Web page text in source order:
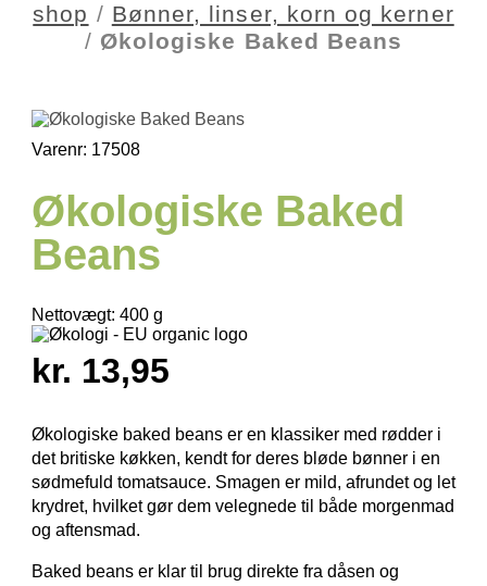
shop / Bønner, linser, korn og kerner
/ Økologiske Baked Beans
Varenr: 17508
Økologiske Baked
Beans
Nettovægt: 400 g
kr. 13,95
Økologiske baked beans er en klassiker med rødder i
det britiske køkken, kendt for deres bløde bønner i en
sødmefuld tomatsauce. Smagen er mild, afrundet og let
krydret, hvilket gør dem velegnede til både morgenmad
og aftensmad.
Baked beans er klar til brug direkte fra dåsen og